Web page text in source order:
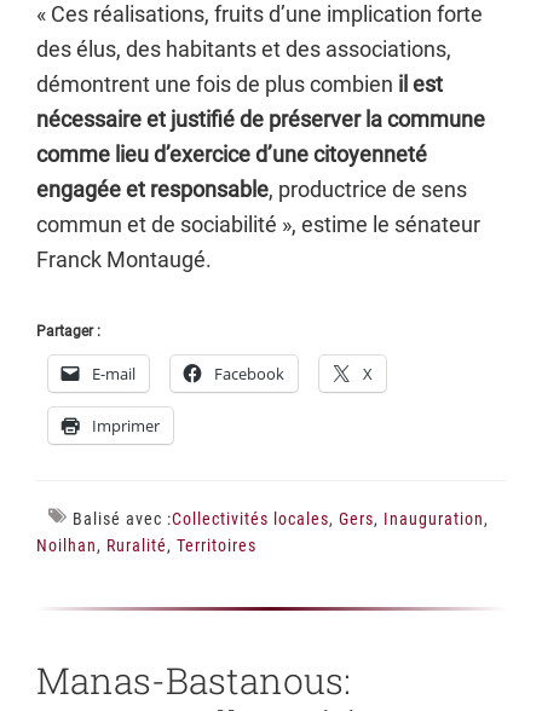
« Ces réalisations, fruits d’une implication forte
des élus, des habitants et des associations,
démontrent une fois de plus combien il est
nécessaire et justifié de préserver la commune
comme lieu d’exercice d’une citoyenneté
engagée et responsable, productrice de sens
commun et de sociabilité », estime le sénateur
Franck Montaugé.
Partager :
E-mail Facebook X
Imprimer
Balisé avec :Collectivités locales, Gers, Inauguration,
Noilhan, Ruralité, Territoires
Manas-Bastanous: